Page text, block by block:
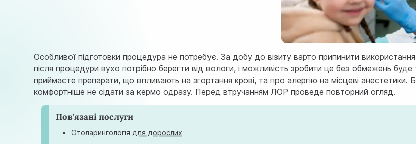
Особливої підготовки процедура не потребує. За добу до візиту варто припинити
після процедури вухо потрібно берегти від вологи, і можливість зробити це без обмежень
приймаєте препарати, що впливають на згортання крові, та про алергію на місцеві
комфортніше не сідати за кермо одразу. Перед втручанням ЛОР проведе повторний огляд.
Пов'язані послуги
Отолaрингологія для дорослих